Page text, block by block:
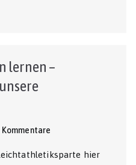
lernen –
Kommentare
hier